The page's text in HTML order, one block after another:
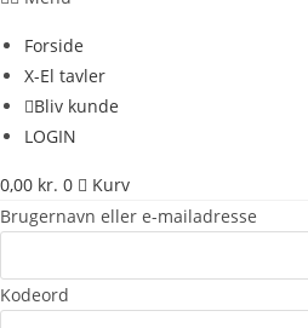
Forside
X-El tavler
Bliv kunde
LOGIN
0,00 kr. 0
Kurv
Brugernavn eller e-mailadresse
Kodeord